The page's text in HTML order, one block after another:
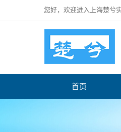
您好，欢迎进入上海楚兮
首页